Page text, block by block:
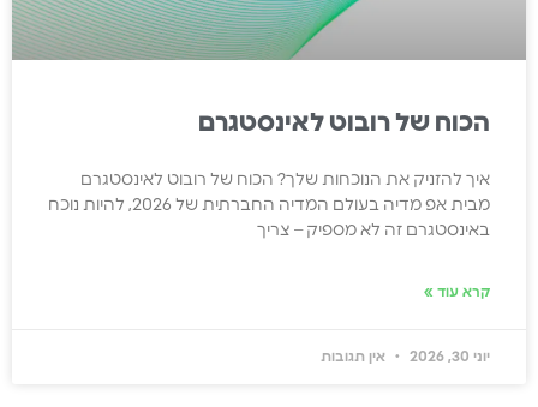
הכוח של רובוט לאינסטגרם
איך להזניק את הנוכחות שלך? הכוח של רובוט לאינסטגרם
מבית אפ מדיה בעולם המדיה החברתית של 2026, להיות נוכח
באינסטגרם זה לא מספיק – צריך
קרא עוד »
יוני 30, 2026 אין תגובות